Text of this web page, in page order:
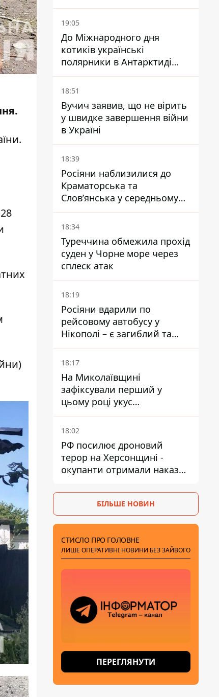
19:05
До Міжнародного дня
котиків українські
полярники в Антарктиді
показали своїх
18:51
Вучич заявив, що не вірить
у швидке завершення війни
в Україні
18:39
Росіяни наблизилися до
Краматорська та
Слов’янська у середньому
на 10 км - експерт
попередив про посилення
18:34
Туреччина обмежила прохід
суден у Чорне море через
сплеск атак
18:19
Росіяни вдарили по
рейсовому автобусу у
Нікополі – є загиблий та
поранені
18:17
На Миколаївщині
зафіксували перший у
цьому році укус
небезпечного каракурта
18:02
РФ посилює дроновий
терор на Херсонщині -
окупанти отримали наказ
БІЛЬШЕ НОВИН
СТИСЛО ПРО ГОЛОВНЕ
ЛИШЕ ОПЕРАТИВНІ НОВИНИ БЕЗ ЗАЙВОГО
ПЕРЕГЛЯНУТИ